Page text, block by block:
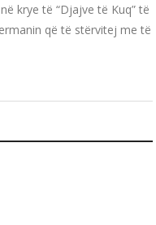
krye të “Djajve të Kuq” të
që të stërvitej me të